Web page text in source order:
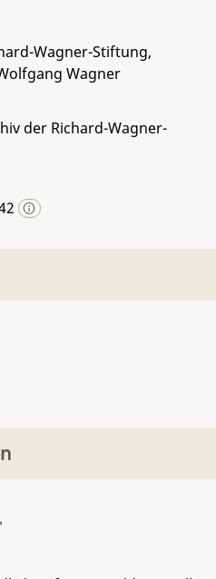
Wagner-Stiftung,
Wagner
der Richard-Wagner-